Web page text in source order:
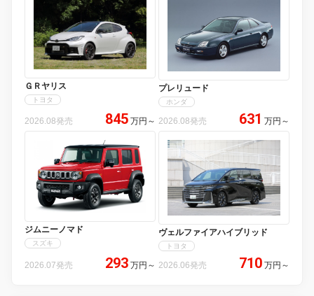
ＧＲヤリス
トヨタ
2026.08発売 845 万円 ～
プレリュード
ホンダ
2026.08発売 631 万円 ～
ジムニーノマド
スズキ
2026.07発売 293 万円 ～
ヴェルファイアハイブリッド
トヨタ
2026.06発売 710 万円 ～